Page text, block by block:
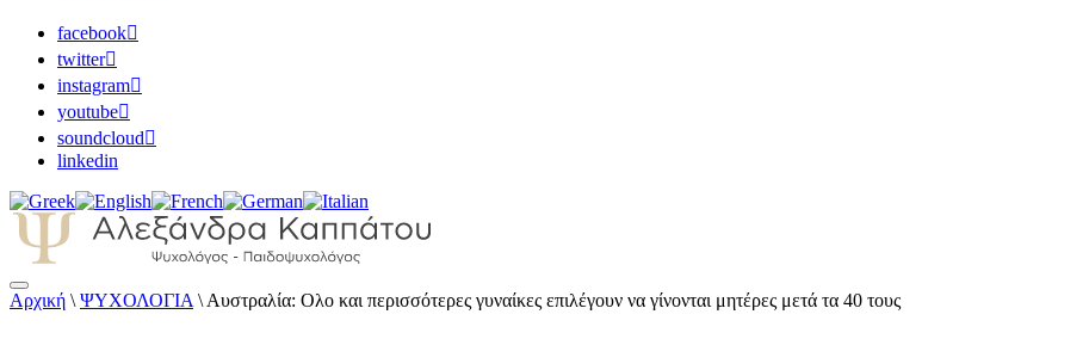
facebook
twitter
instagram
youtube
soundcloud
linkedin
Αλεξάνδρα Καππάτου Ψυχολόγος – Παιδοψυχολόγος
Αρχική \ ΨΥΧΟΛΟΓΙΑ \ Αυστραλία: Ολο και περισσότερες γυναίκες επιλέγουν να γίνονται μητέρες μετά τα 40 τους